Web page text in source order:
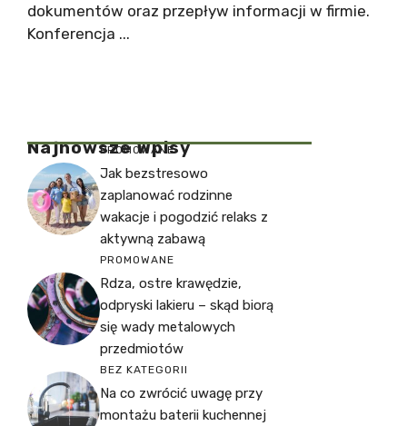
dokumentów oraz przepływ informacji w firmie.
Konferencja ...
Najnowsze Wpisy
PROMOWANE
Jak bezstresowo
zaplanować rodzinne
wakacje i pogodzić relaks z
aktywną zabawą
PROMOWANE
Rdza, ostre krawędzie,
odpryski lakieru – skąd biorą
się wady metalowych
przedmiotów
BEZ KATEGORII
Na co zwrócić uwagę przy
montażu baterii kuchennej